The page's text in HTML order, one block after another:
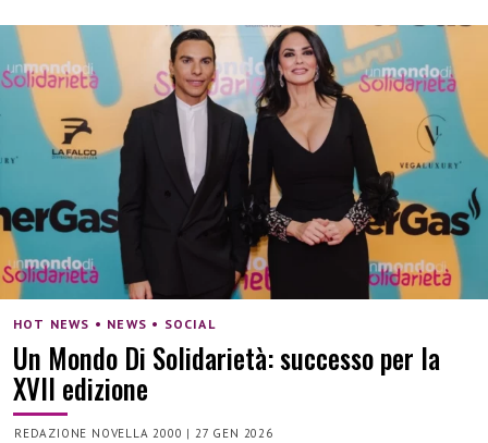
HOT NEWS • NEWS • SOCIAL
Un Mondo Di Solidarietà: successo per la
XVII edizione
REDAZIONE NOVELLA 2000 |27 GEN 2026